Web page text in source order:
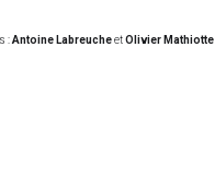
:Antoine LabreucheetOlivier Mathiotte